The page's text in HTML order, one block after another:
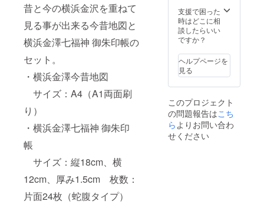
昔と今の横浜金沢を重ねて
見る事が出来る今昔地図と
横浜金澤七福神 御朱印帳の
セット。
・横浜金澤今昔地図
サイズ：A4（A1両面刷
り）
・横浜金澤七福神 御朱印
帳
サイズ：縦18cm、横
12cm、厚み1.5cm 枚数：
片面24枚（蛇腹タイプ）
9.0cm
、厚み
3.5cm
ボー
チェー
ン付 ・
横浜金
沢観光
シーサ
イドラ
イン コ
ラボ
キーホ
地元有
志の
「カナ
かる」
運営
チーム
が作
のチャ
ンピオ
ン決定
戦「カ
ナか
支援で困った
時はどこに相
談したらいい
ですか？
ヘルプページを
見る
このプロジェクト
の問題報告はこち
ら よりお問い合わ
せください